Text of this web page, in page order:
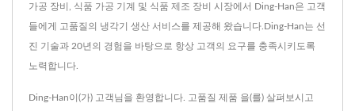
가공 장비, 식품 가공 기계 및 식품 제조 장비 시장에서 Ding-Han은 고객
들에게 고품질의 냉각기 생산 서비스를 제공해 왔습니다.Ding-Han는 선
진 기술과 20년의 경험을 바탕으로 항상 고객의 요구를 충족시키도록
노력합니다.
Ding-Han이(가) 고객님을 환영합니다. 고품질 제품 을(를) 살펴보시고